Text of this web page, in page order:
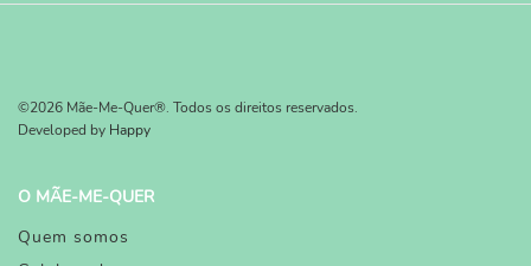
©2026 Mãe-Me-Quer®. Todos os direitos reservados.
Developed by Happy
O MÃE-ME-QUER
Quem somos